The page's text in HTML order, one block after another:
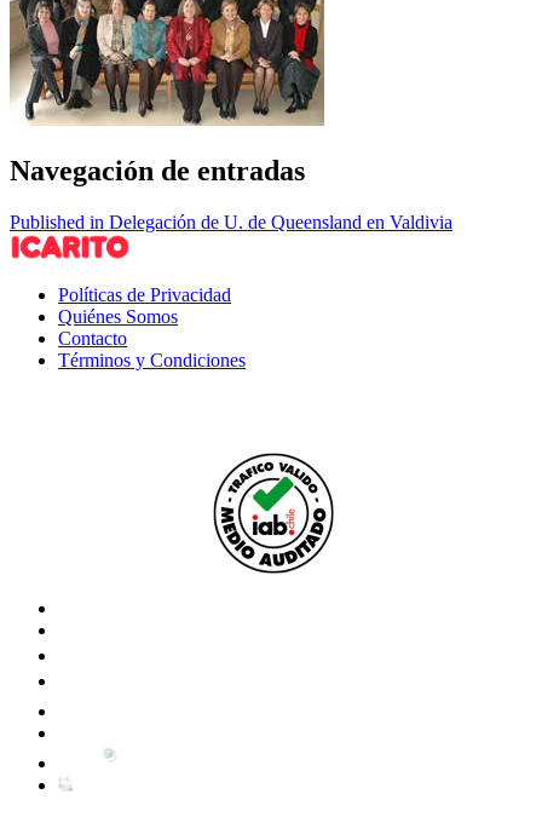
Navegación de entradas
Published in Delegación de U. de Queensland en Valdivia
Políticas de Privacidad
Quiénes Somos
Contacto
Términos y Condiciones